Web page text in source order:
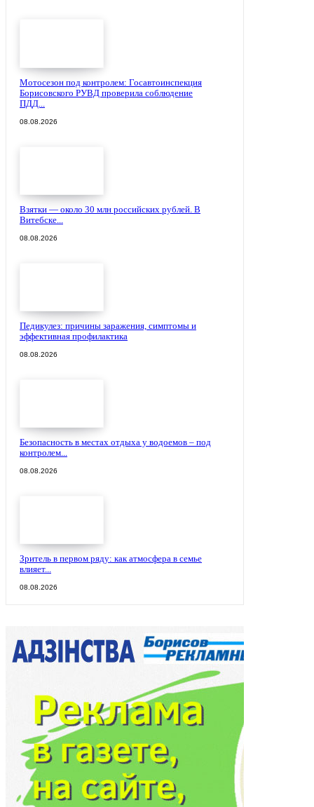
Мотосезон под контролем: Госавтоинспекция
Борисовского РУВД проверила соблюдение
ПДД...
08.08.2026
Взятки — около 30 млн российских рублей. В
Витебске...
08.08.2026
Педикулез: причины заражения, симптомы и
эффективная профилактика
08.08.2026
Безопасность в местах отдыха у водоемов – под
контролем...
08.08.2026
Зритель в первом ряду: как атмосфера в семье
влияет...
08.08.2026